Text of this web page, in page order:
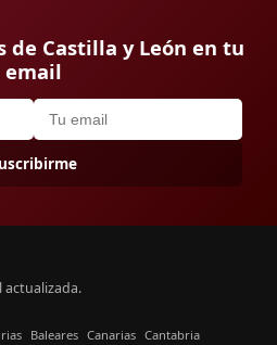
de Castilla y León en tu
email
actualizada.
Baleares Canarias Cantabria